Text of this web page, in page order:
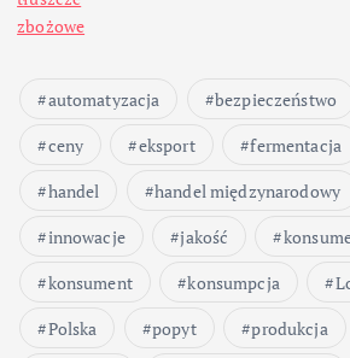
zbożowe
automatyzacja bezpieczeństwo
ceny
eksport fermentacja
handel
handel międzynarodowy
innowacje
jakość
konsument
konsumpcja
Polska
popyt produkcja